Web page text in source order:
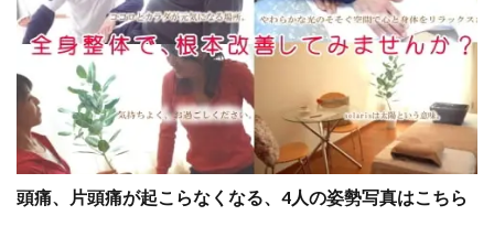
頭痛、片頭痛が起こらなくなる、4人の姿勢写真はこちら